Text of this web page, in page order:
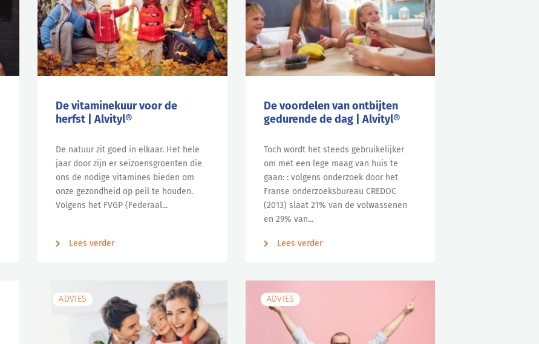
De vitaminekuur voor de
herfst | Alvityl®
De natuur zit goed in elkaar. Het hele
jaar door zijn er seizoensgroenten die
ons de nodige vitamines bieden om
onze gezondheid op peil te houden.
Volgens het FVGP (Federaal...
Lees verder
De voordelen van ontbijten
gedurende de dag | Alvityl®
Toch wordt het steeds gebruikelijker
om met een lege maag van huis te
gaan: : volgens onderzoek door het
Franse onderzoeksbureau CREDOC
(2013) slaat 21% van de volwassenen
en 29% van...
Lees verder
ADVIES ADVIES